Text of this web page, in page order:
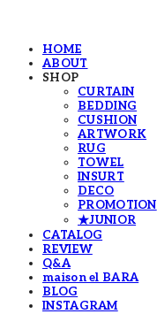
HOME
ABOUT
SHOP
CURTAIN
BEDDING
CUSHION
ARTWORK
RUG
TOWEL
INSURT
DECO
PROMOTION
★JUNIOR
CATALOG
REVIEW
Q&A
maison el BARA
BLOG
INSTAGRAM